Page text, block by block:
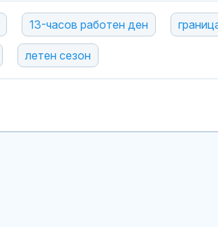
13-часов работен ден
летен сезон